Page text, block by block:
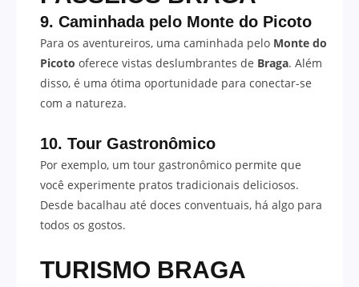
9. Caminhada pelo Monte do Picoto
Para os aventureiros, uma caminhada pelo Monte do
Picoto oferece vistas deslumbrantes de Braga. Além
disso, é uma ótima oportunidade para conectar-se
com a natureza.
10. Tour Gastronômico
Por exemplo, um tour gastronômico permite que
você experimente pratos tradicionais deliciosos.
Desde bacalhau até doces conventuais, há algo para
todos os gostos.
TURISMO BRAGA